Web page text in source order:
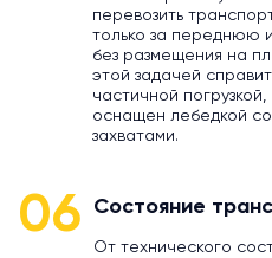
перевозить
только за переднюю
без размещения на
этой задачей
частичной погрузкой,
оснащен лебедкой
захватами.
06 Состояние
От технического